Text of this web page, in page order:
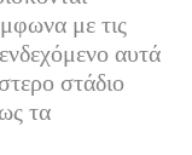
με τις
αυτά
στάδιο
τα